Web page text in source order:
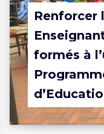
Renforcer
formés à